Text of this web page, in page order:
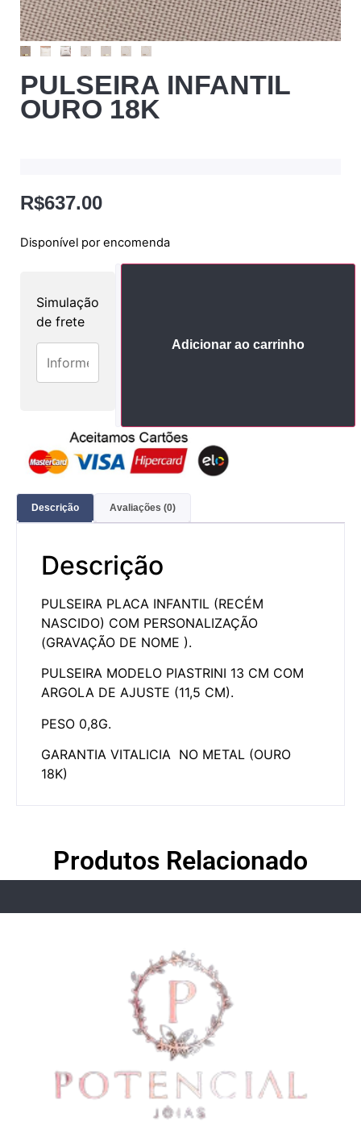
PULSEIRA INFANTIL
OURO 18K
R$637.00
Disponível por encomenda
Simulação
de frete
Adicionar ao carrinho
Descrição Avaliações (0)
Descrição
PULSEIRA PLACA INFANTIL (RECÉM
NASCIDO) COM PERSONALIZAÇÃO
(GRAVAÇÃO DE NOME ).
PULSEIRA MODELO PIASTRINI 13 CM COM
ARGOLA DE AJUSTE (11,5 CM).
PESO 0,8G.
GARANTIA VITALICIA NO METAL (OURO
18K)
Produtos Relacionado